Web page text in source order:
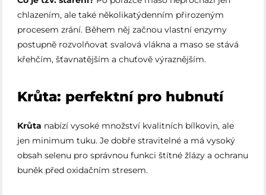
chlazením, ale také několikatýdenním přirozeným
procesem zrání. Během něj začnou vlastní enzymy
postupně rozvolňovat svalová vlákna a maso se stává
křehčím, šťavnatějším a chuťově výraznějším.
Krůta: perfektní pro hubnutí
Krůta nabízí vysoké množství kvalitních bílkovin, ale
jen minimum tuku. Je dobře stravitelné a má vysoký
obsah selenu pro správnou funkci štítné žlázy a ochranu
buněk před oxidačním stresem.